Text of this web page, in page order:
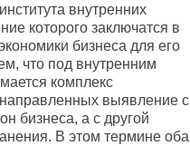
внутренних
которого заключатся в
бизнеса для его
что под внутренним
комплекс
направленных выявление с
бизнеса, а с другой
В этом термине оба